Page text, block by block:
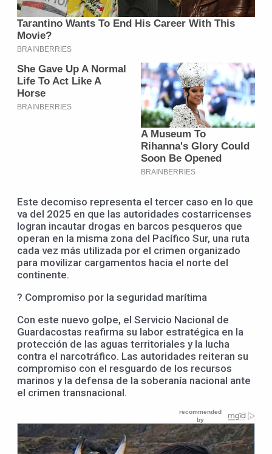
Este decomiso representa el tercer caso en lo que
va del 2025 en que las autoridades costarricenses
logran incautar drogas en barcos pesqueros que
operan en la misma zona del Pacífico Sur, una ruta
cada vez más utilizada por el crimen organizado
para movilizar cargamentos hacia el norte del
continente.
? Compromiso por la seguridad marítima
Con este nuevo golpe, el Servicio Nacional de
Guardacostas reafirma su labor estratégica en la
protección de las aguas territoriales y la lucha
contra el narcotráfico. Las autoridades reiteran su
compromiso con el resguardo de los recursos
marinos y la defensa de la soberanía nacional ante
el crimen transnacional.